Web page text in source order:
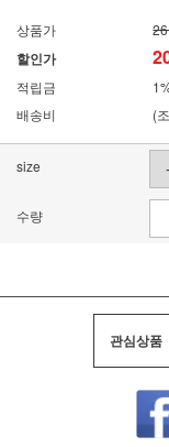
상품가
할인가
적립금
배송비
(
size
수량
관심상품